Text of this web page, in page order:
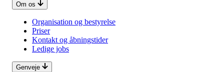
Om os
Organisation og bestyrelse
Priser
Kontakt og åbningstider
Ledige jobs
Genveje